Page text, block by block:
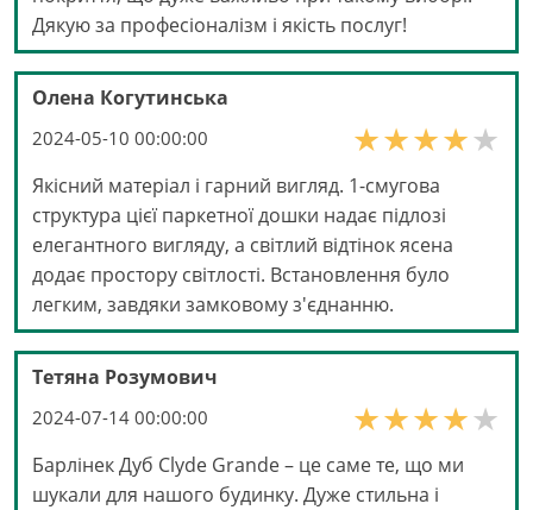
Дякую за професіоналізм і якість послуг!
Олена Когутинська
2024-05-10 00:00:00
Якісний матеріал і гарний вигляд. 1-смугова
структура цієї паркетної дошки надає підлозі
елегантного вигляду, а світлий відтінок ясена
додає простору світлості. Встановлення було
легким, завдяки замковому з'єднанню.
Тетяна Розумович
2024-07-14 00:00:00
Барлінек Дуб Clyde Grande – це саме те, що ми
шукали для нашого будинку. Дуже стильна і